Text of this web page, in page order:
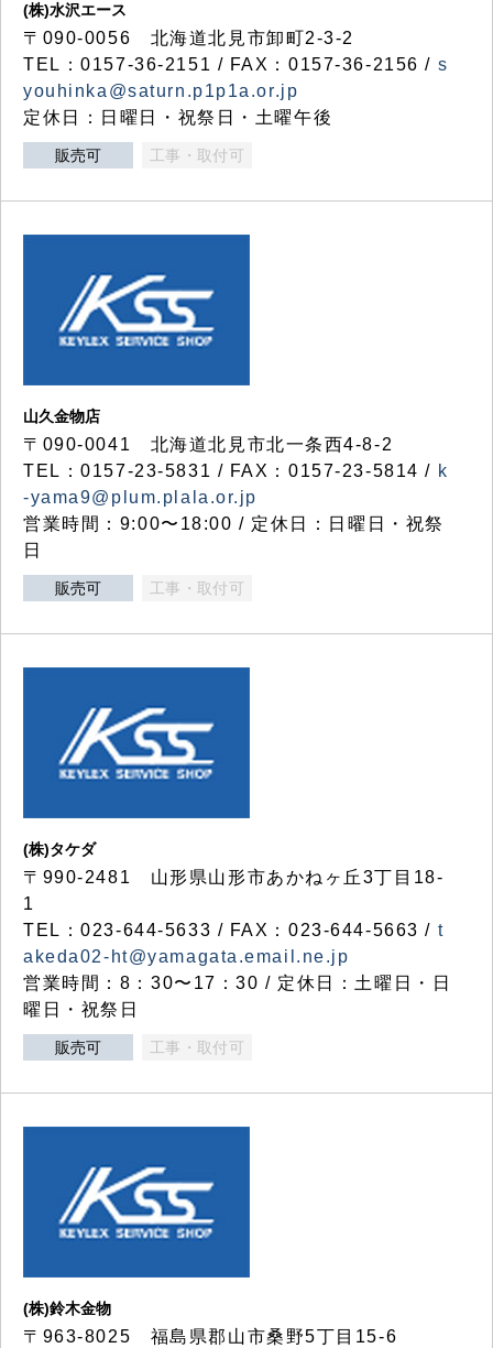
(株)水沢エース
〒090-0056 北海道北見市卸町2-3-2
TEL：0157-36-2151 / FAX：0157-36-2156 / s
youhinka@saturn.p1p1a.or.jp
定休日：日曜日・祝祭日・土曜午後
販売可 工事・取付可
山久金物店
〒090-0041 北海道北見市北一条西4-8-2
TEL：0157-23-5831 / FAX：0157-23-5814 / k
-yama9@plum.plala.or.jp
営業時間：9:00〜18:00 / 定休日：日曜日・祝祭
日
販売可 工事・取付可
(株)タケダ
〒990-2481 山形県山形市あかねヶ丘3丁目18-
1
TEL：023-644-5633 / FAX：023-644-5663 / t
akeda02-ht@yamagata.email.ne.jp
営業時間：8：30〜17：30 / 定休日：土曜日・日
曜日・祝祭日
販売可 工事・取付可
(株)鈴木金物
〒963-8025 福島県郡山市桑野5丁目15-6